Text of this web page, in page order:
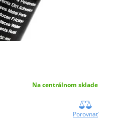
Na centrálnom sklade
Porovnať